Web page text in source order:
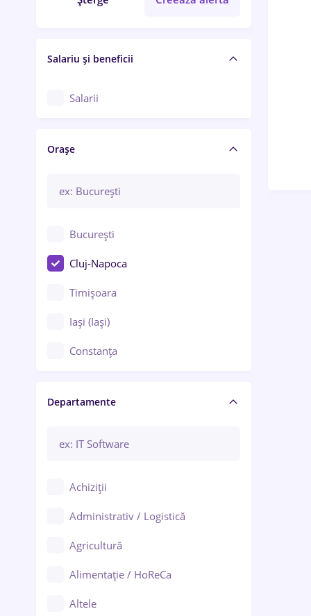
Salariu și beneficii
Salarii
Orașe
București
Cluj-Napoca
Timișoara
Iași (Iași)
Constanța
Brașov
Bacău
Galați (Galați)
Ploiești
Departamente
Achiziții
Administrativ / Logistică
Agricultură
Alimentație / HoReCa
Altele